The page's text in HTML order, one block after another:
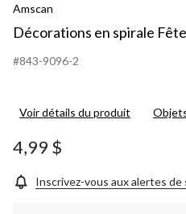
Amscan
Décorations en spirale
#843-9096-2
Voir détails du produit
4,99 $
Inscrivez-vous aux alertes de